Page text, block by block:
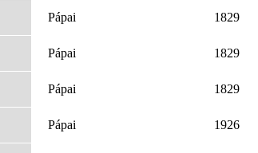
Pápai 1829
Pápai 1829
Pápai 1829
Pápai 1926